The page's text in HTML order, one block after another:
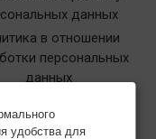
данных
в отношении
персональных
данных
удобства для